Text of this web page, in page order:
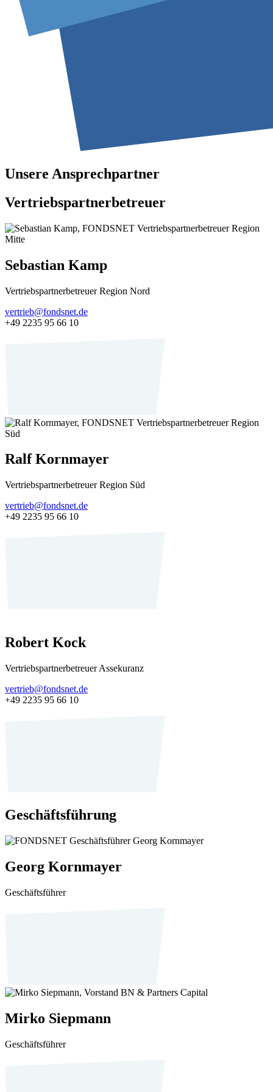
Unsere Ansprechpartner
Vertriebspartnerbetreuer
Sebastian Kamp
Vertriebspartnerbetreuer Region Nord
vertrieb@fondsnet.de
+49 2235 95 66 10
Ralf Kornmayer
Vertriebspartnerbetreuer Region Süd
vertrieb@fondsnet.de
+49 2235 95 66 10
Robert Kock
Vertriebspartnerbetreuer Assekuranz
vertrieb@fondsnet.de
+49 2235 95 66 10
Geschäftsführung
Georg Kornmayer
Geschäftsführer
Mirko Siepmann
Geschäftsführer